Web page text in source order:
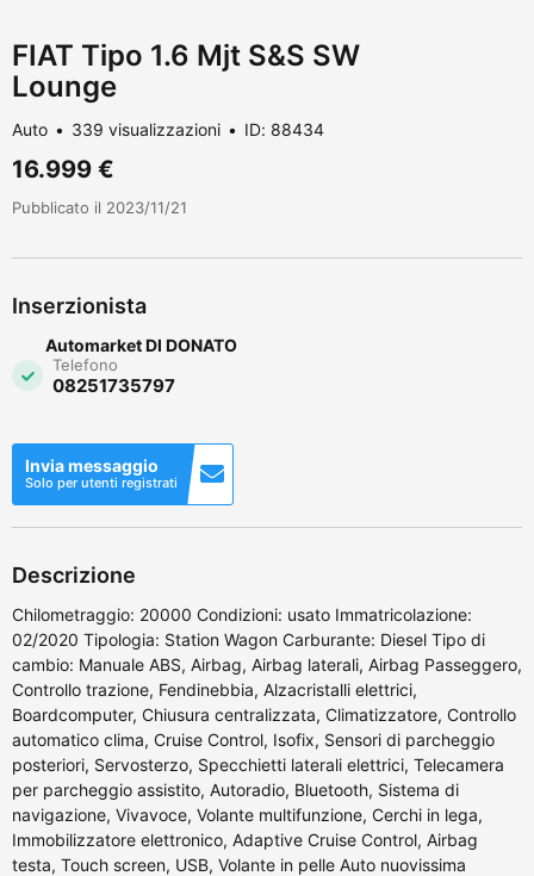
FIAT Tipo 1.6 Mjt S&S SW
Lounge
Auto 339 visualizzazioni ID: 88434
16.999 €
Pubblicato il 2023/11/21
Inserzionista
Automarket DI DONATO
Telefono
08251735797
Invia messaggio
Solo per utenti registrati
Descrizione
Chilometraggio: 20000 Condizioni: usato Immatricolazione:
02/2020 Tipologia: Station Wagon Carburante: Diesel Tipo di
cambio: Manuale ABS, Airbag, Airbag laterali, Airbag Passeggero,
Controllo trazione, Fendinebbia, Alzacristalli elettrici,
Boardcomputer, Chiusura centralizzata, Climatizzatore, Controllo
automatico clima, Cruise Control, Isofix, Sensori di parcheggio
posteriori, Servosterzo, Specchietti laterali elettrici, Telecamera
per parcheggio assistito, Autoradio, Bluetooth, Sistema di
navigazione, Vivavoce, Volante multifunzione, Cerchi in lega,
Immobilizzatore elettronico, Adaptive Cruise Control, Airbag
testa, Touch screen, USB, Volante in pelle Auto nuovissima